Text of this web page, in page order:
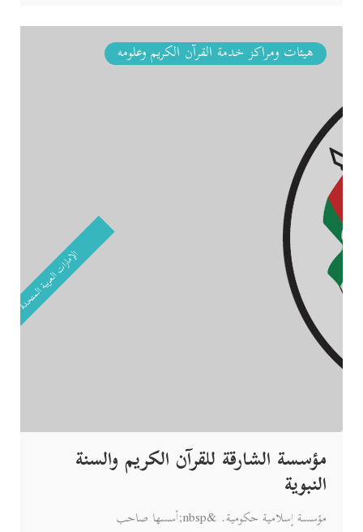
هيئات ومراكز خدمة القرآن الكريم وعلومه
الإمارات العربية المتحدة
مؤسسة الشارقة للقرآن الكريم والسنة
النبوية
مؤسسة إسلامية حكومية. &nbsp;أسسها صاحب